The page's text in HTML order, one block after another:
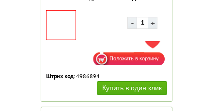
ДОБАВИТЬ В ИЗБРАННОЕ
Штрих код: 4986894